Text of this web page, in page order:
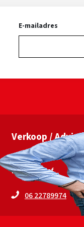
E-mailadres
Verkoop / Advies
Erwin Elshof
06 22789974